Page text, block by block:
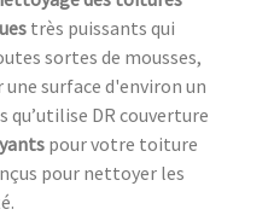
très puissants qui
sortes de mousses,
surface d'environ un
qu’utilise DR couverture
pour votre toiture
pour nettoyer les